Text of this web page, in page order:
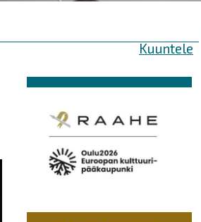
Kuuntele